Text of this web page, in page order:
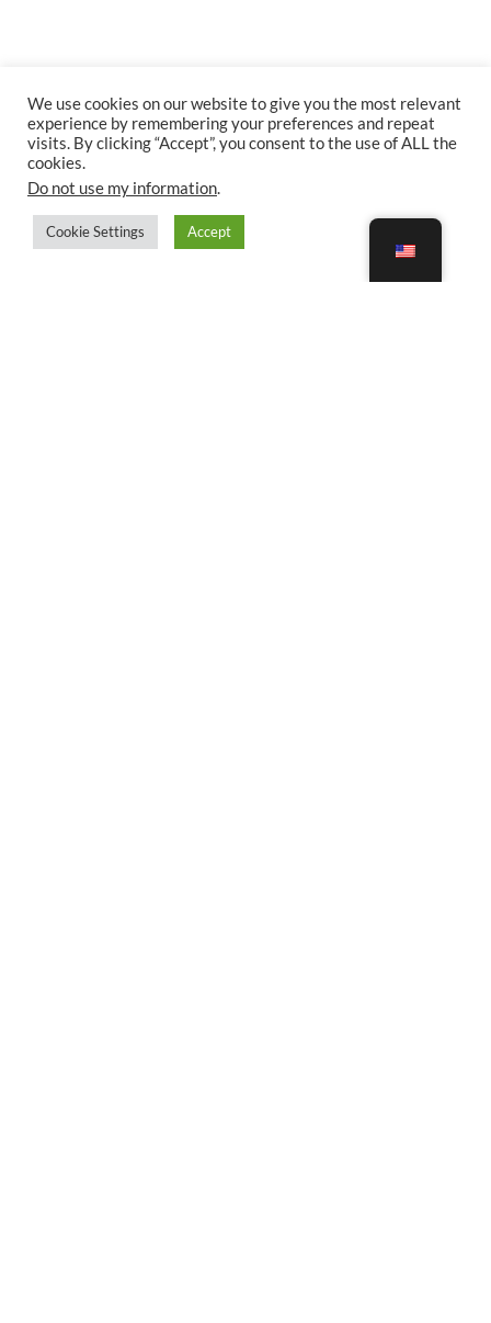
We use cookies on our website to give you the most relevant
experience by remembering your preferences and repeat
visits. By clicking “Accept”, you consent to the use of ALL the
cookies.
Do not use my information.
Cookie Settings Accept